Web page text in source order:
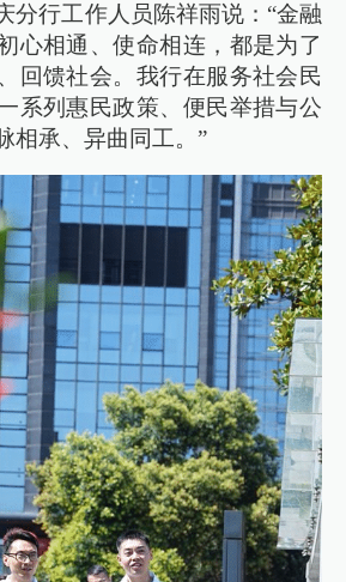
分行工作人员陈祥雨说：“金融
心相通、使命相连，都是为了
回馈社会。我行在服务社会民
系列惠民政策、便民举措与公
相承、异曲同工。”